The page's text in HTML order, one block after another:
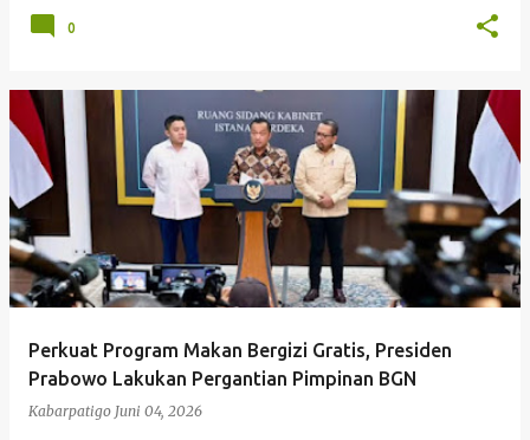
0
Perkuat Program Makan Bergizi Gratis, Presiden
Prabowo Lakukan Pergantian Pimpinan BGN
Kabarpatigo Juni 04, 2026